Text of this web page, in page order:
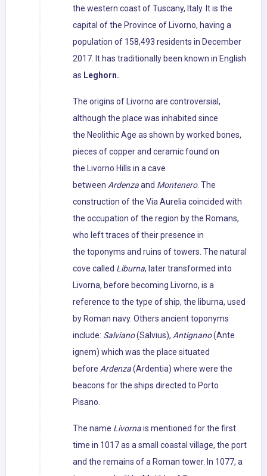
the western coast of Tuscany, Italy. It is the
capital of the Province of Livorno, having a
population of 158,493 residents in December
2017. It has traditionally been known in English
as Leghorn.
The origins of Livorno are controversial,
although the place was inhabited since
the Neolithic Age as shown by worked bones,
pieces of copper and ceramic found on
the Livorno Hills in a cave
between Ardenzaand Montenero. The
construction of the Via Aurelia coincided with
the occupation of the region by the Romans,
who left traces of their presence in
the toponyms and ruins of towers. The natural
cove called Liburna, later transformed into
Livorna, before becoming Livorno, is a
reference to the type of ship, the liburna, used
by Roman navy. Others ancient toponyms
include: Salviano(Salvius), Antignano(Ante
ignem) which was the place situated
before Ardenza(Ardentia) where were the
beacons for the ships directed to Porto
Pisano.
The name Livornais mentioned for the first
time in 1017 as a small coastal village, the port
and the remains of a Roman tower. In 1077, a